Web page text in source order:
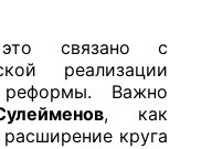
связано с
реализации
реформы. Важно
, как
круга